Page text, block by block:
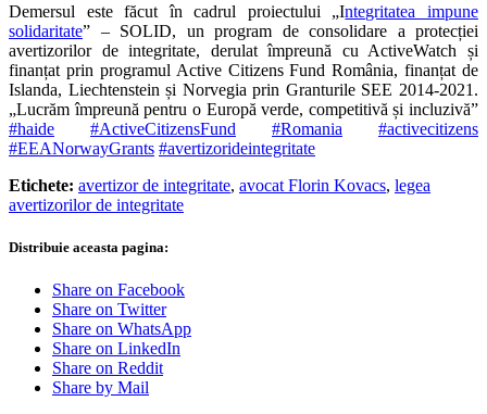
Demersul este făcut în cadrul proiectului „Integritatea impune
solidaritate” – SOLID, un program de consolidare a protecției
avertizorilor de integritate, derulat împreună cu ActiveWatch și
finanțat prin programul Active Citizens Fund România, finanțat de
Islanda, Liechtenstein și Norvegia prin Granturile SEE 2014-2021.
„Lucrăm împreună pentru o Europă verde, competitivă și incluzivă”
#haide
#ActiveCitizensFund #Romania
#activecitizens
#EEANorwayGrants #avertizorideintegritate
Etichete: avertizor de integritate, avocat Florin Kovacs, legea
avertizorilor de integritate
Distribuie aceasta pagina:
Share on Facebook
Share on Twitter
Share on WhatsApp
Share on LinkedIn
Share on Reddit
Share by Mail